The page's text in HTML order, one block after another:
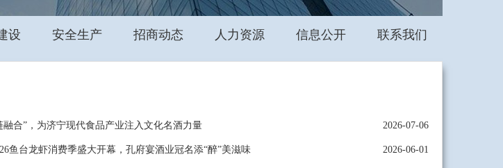
设 安全生产 招商动态 人力资源 信息公开 联系我们
合”，为济宁现代食品产业注入文化名酒力量 2026-07-06
鱼台龙虾消费季盛大开幕，孔府宴酒业冠名添“醉”美滋味 2026-06-01